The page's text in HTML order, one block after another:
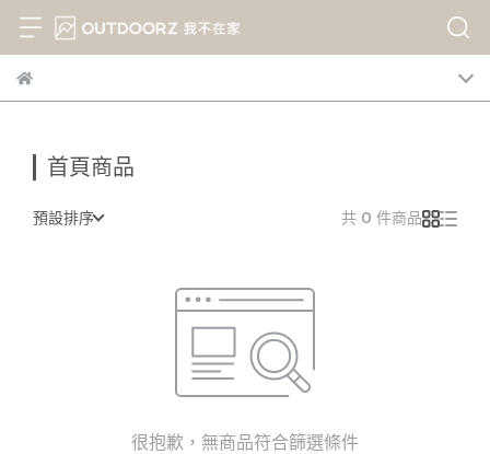
首頁商品
預設排序 共 0 件商品
很抱歉，無商品符合篩選條件